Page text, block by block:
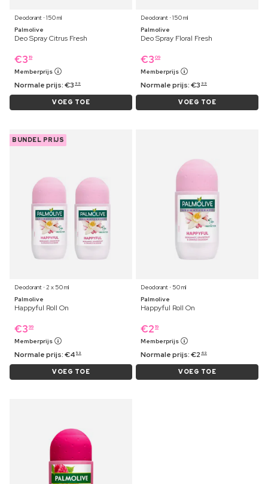
Deodorant ⋅ 150 ml
Palmolive
Deo Spray Citrus Fresh
€3 19
Memberprijs
Normale prijs:€3 99
VOEG TOE
Deodorant ⋅ 150 ml
Palmolive
Deo Spray Floral Fresh
€3 09
Memberprijs
Normale prijs:€3 99
VOEG TOE
BUNDEL PRIJS
Deodorant ⋅ 2 x 50 ml
Palmolive
Happyful Roll On
€3 99
Memberprijs
Normale prijs:€4 59
VOEG TOE
Deodorant ⋅ 50 ml
Palmolive
Happyful Roll On
€2 19
Memberprijs
Normale prijs:€2 49
VOEG TOE